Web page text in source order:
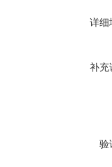
详细
补充
验